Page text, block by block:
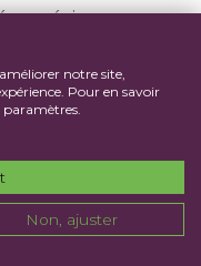
précieuses sur
peuvent être
mesurer les
forts et les
à une
client et à
client.
notre site,
Pour en savoir
paramètres.
Non, ajuster